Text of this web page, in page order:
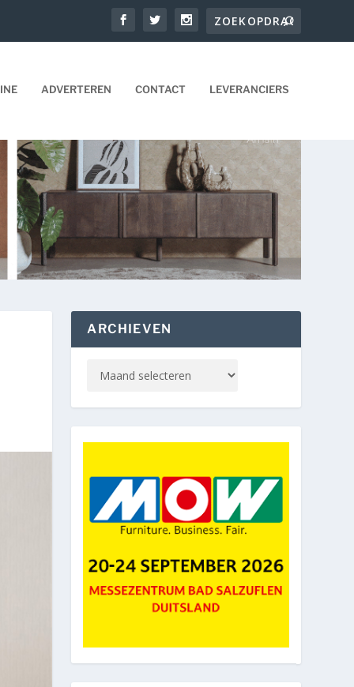
ADVERTEREN CONTACT LEVERANCIERS
ARCHIEVEN